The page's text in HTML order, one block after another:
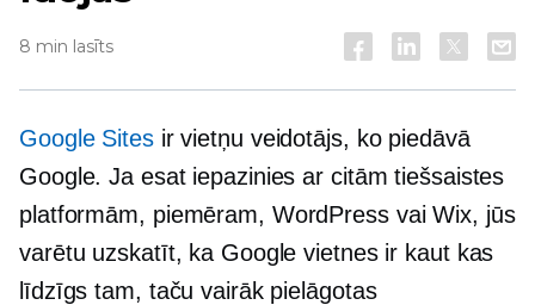
8 min lasīts
Google Sitesir vietņu veidotājs, ko piedāvā
Google. Ja esat iepazinies ar citām tiešsaistes
platformām, piemēram, WordPress vai Wix, jūs
varētu uzskatīt, ka Google vietnes ir kaut kas
līdzīgs tam, taču vairāk pielāgotas